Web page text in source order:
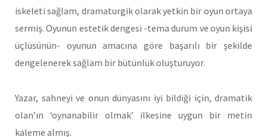
iskeleti sağlam, dramaturgik olarak yetkin bir oyun ortaya
sermiş. Oyunun estetik dengesi -tema durum ve oyun kişisi
üçlüsünün- oyunun amacına göre başarılı bir şekilde
dengelenerek sağlam bir bütünlük oluşturuyor.
Yazar, sahneyi ve onun dünyasını iyi bildiği için, dramatik
olan’ın ‘oynanabilir olmak’ ilkesine uygun bir metin
kaleme almış.